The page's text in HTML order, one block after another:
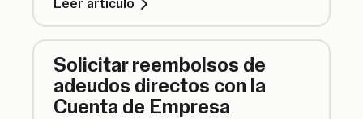
explicamos cómo configurar un adeudo
directo en tu Cuenta de Empresa SumUp.
Leer artículo
Solicitar reembolsos de
adeudos directos con la
Cuenta de Empresa